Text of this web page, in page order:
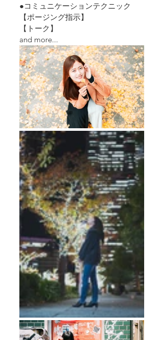
●コミュニケーションテクニック
【ポージング指示】
【トーク】
and more...